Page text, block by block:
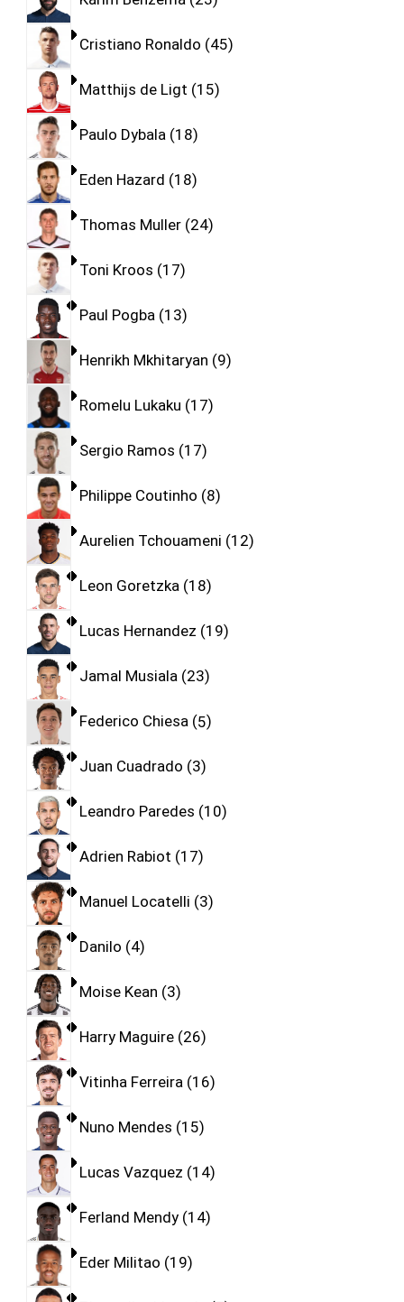
Cristiano Ronaldo 45
Matthijs de Ligt 15
Paulo Dybala 18
Eden Hazard 18
Thomas Muller 24
Toni Kroos 17
Paul Pogba 13
Henrikh Mkhitaryan 9
Romelu Lukaku 17
Sergio Ramos 17
Philippe Coutinho 8
Aurelien Tchouameni 12
Leon Goretzka 18
Lucas Hernandez 19
Jamal Musiala 23
Federico Chiesa 5
Juan Cuadrado 3
Leandro Paredes 10
Adrien Rabiot 17
Manuel Locatelli 3
Danilo 4
Moise Kean 3
Harry Maguire 26
Vitinha Ferreira 16
Nuno Mendes 15
Lucas Vazquez 14
Ferland Mendy 14
Eder Militao 19